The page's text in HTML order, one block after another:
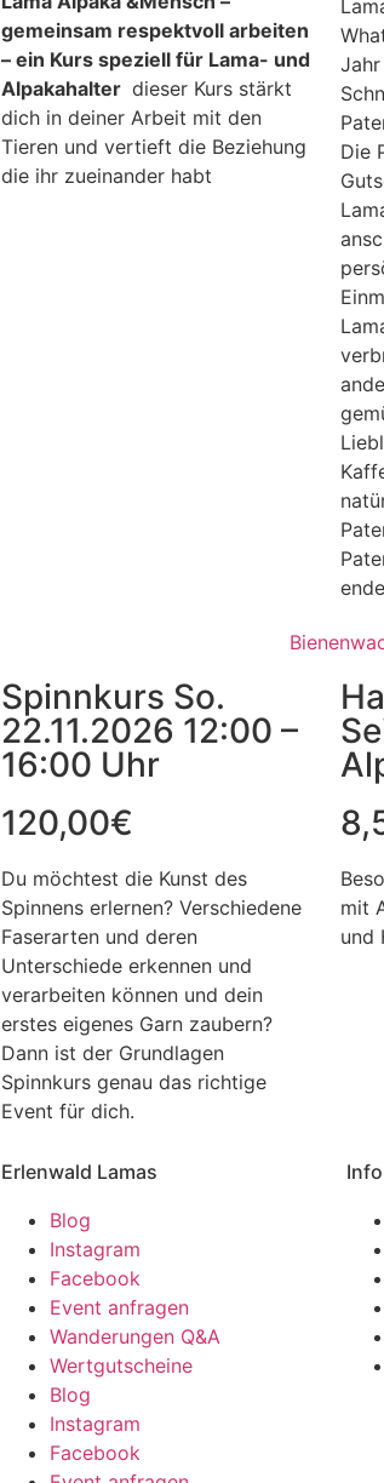
gemeinsam respektvoll arbeiten
– ein Kurs speziell für Lama- und
Alpakahalter dieser Kurs stärkt
dich in deiner Arbeit mit den
Tieren und vertieft die Beziehung
die ihr zueinander habt
Die
Spinnkurs So.
22.11.2026 12:00 –
16:00 Uhr
120,00€
Du möchtest die Kunst des
Spinnens erlernen? Verschiedene
Faserarten und deren
Unterschiede erkennen und
verarbeiten können und dein
erstes eigenes Garn zaubern?
Dann ist der Grundlagen
Spinnkurs genau das richtige
Event für dich.
mit
und
Erlenwald Lamas
Blog
Instagram
Facebook
Event anfragen
Wanderungen Q&A
Wertgutscheine
Blog
Instagram
Facebook
Info